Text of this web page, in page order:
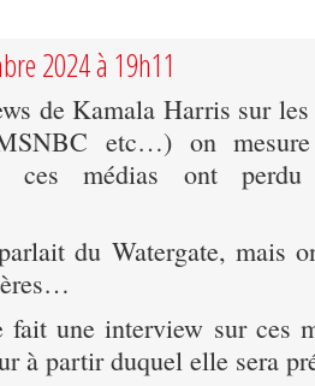
2024 à 19h11
de Kamala Harris sur
etc…) on
ces médias ont
du Watergate, mais
fait une interview sur ces
à partir duquel elle sera